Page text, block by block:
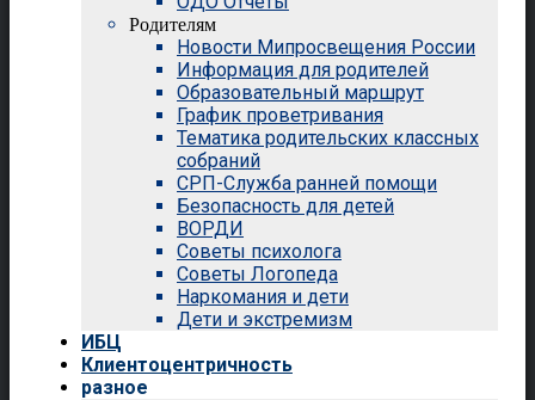
Родителям
Новости Мипросвещения России
Информация для родителей
Образовательный маршрут
График проветривания
Тематика родительских классных
собраний
СРП-Служба ранней помощи
Безопасность для детей
ВОРДИ
Советы психолога
Советы Логопеда
Наркомания и дети
Дети и экстремизм
ИБЦ
Клиентоцентричность
разное